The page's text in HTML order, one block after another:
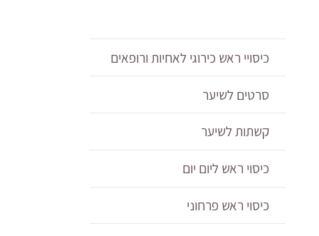
כיסויי ראש כירוגי לאחיות ורופאים
סרטים לשיער
קשתות לשיער
כיסוי ראש ליום יום
כיסוי ראש פרחוני